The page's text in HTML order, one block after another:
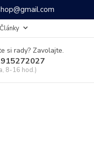
Články
si rady? Zavolajte.
8-16 hod.)